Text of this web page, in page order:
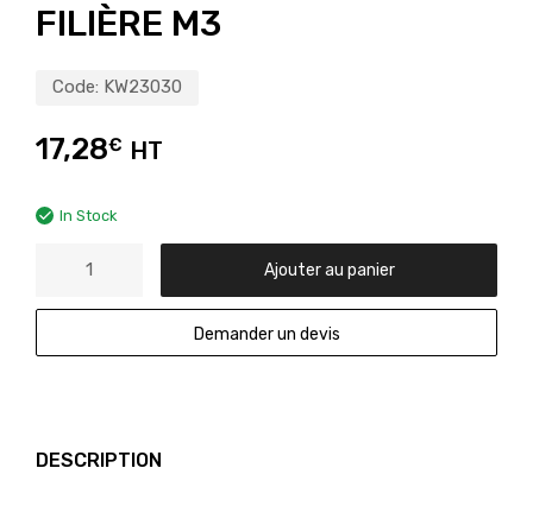
FILIÈRE M3
Code: KW23030
17,28€ HT
In Stock
Ajouter au panier
Demander un devis
DESCRIPTION